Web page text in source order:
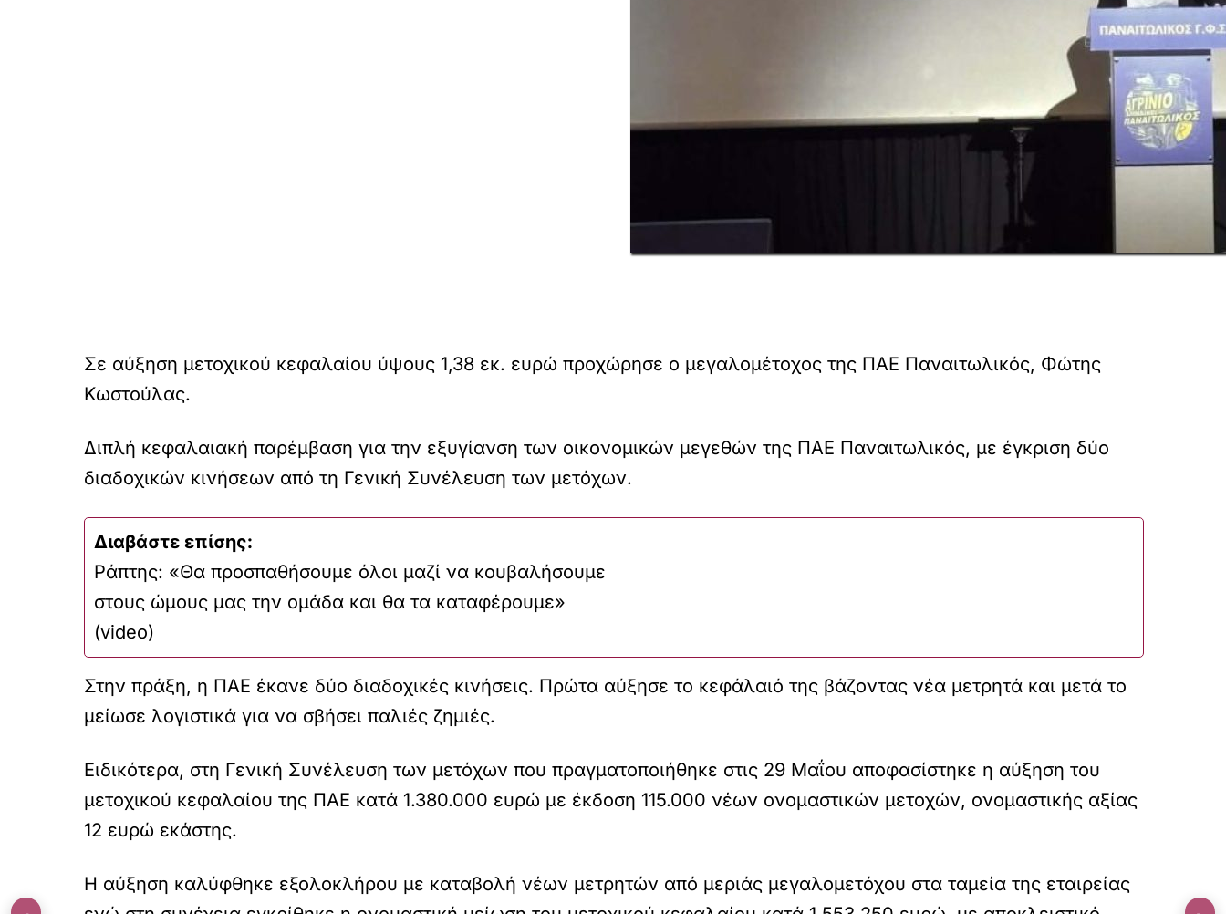
Σε αύξηση μετοχικού κεφαλαίου ύψους 1,38 εκ. ευρώ προχώρησε ο μεγαλομέτοχος της ΠΑΕ Παναιτωλικός, Φώτης
Κωστούλας.
Διπλή κεφαλαιακή παρέμβαση για την εξυγίανση των οικονομικών μεγεθών της ΠΑΕ Παναιτωλικός, με έγκριση δύο
διαδοχικών κινήσεων από τη Γενική Συνέλευση των μετόχων.
Διαβάστε επίσης:
Ράπτης: «Θα προσπαθήσουμε όλοι μαζί να κουβαλήσουμε
στους ώμους μας την ομάδα και θα τα καταφέρουμε»
(video)
Στην πράξη, η ΠΑΕ έκανε δύο διαδοχικές κινήσεις. Πρώτα αύξησε το κεφάλαιό της βάζοντας νέα μετρητά και μετά το
μείωσε λογιστικά για να σβήσει παλιές ζημιές.
Ειδικότερα, στη Γενική Συνέλευση των μετόχων που πραγματοποιήθηκε στις 29 Μαΐου αποφασίστηκε η αύξηση του
μετοχικού κεφαλαίου της ΠΑΕ κατά 1.380.000 ευρώ με έκδοση 115.000 νέων ονομαστικών μετοχών, ονομαστικής αξίας
12 ευρώ εκάστης.
Η αύξηση καλύφθηκε εξολοκλήρου με καταβολή νέων μετρητών από μεριάς μεγαλομετόχου στα ταμεία της εταιρείας